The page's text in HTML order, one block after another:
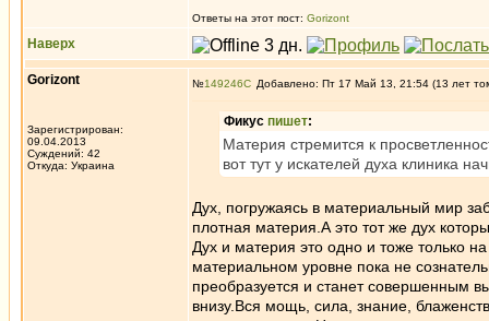
Ответы на этот пост: Gorizont
Наверх
Gorizont
Зарегистрирован:
09.04.2013
Суждений: 42
Откуда: Украина
№149246 Добавлено: Пт 17 Май 13, 21:54 (13 лет
Фикус пишет:
Материя стремится к
вот тут у искателей духа клиника
Дух, погружаясь в материальный мир
плотная материя.А это тот же дух
Дух и материя это одно и тоже только
материальном уровне пока не
преобразуется и станет совершенным
внизу.Вся мощь, сила, знание,